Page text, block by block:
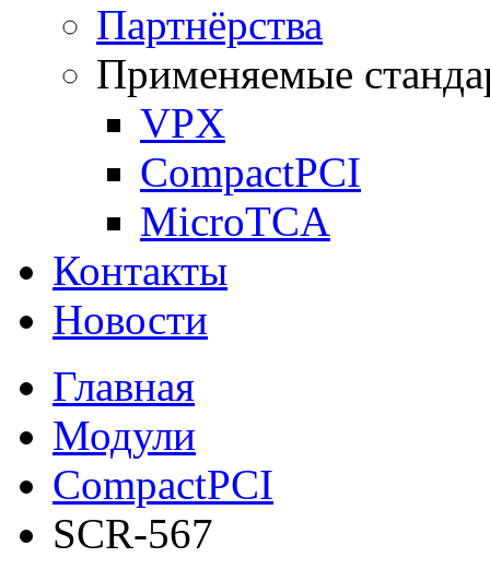
Партнёрства
Применяемые
VPX
CompactPCI
MicroTCA
Контакты
Новости
Главная
Модули
CompactPCI
SCR-567